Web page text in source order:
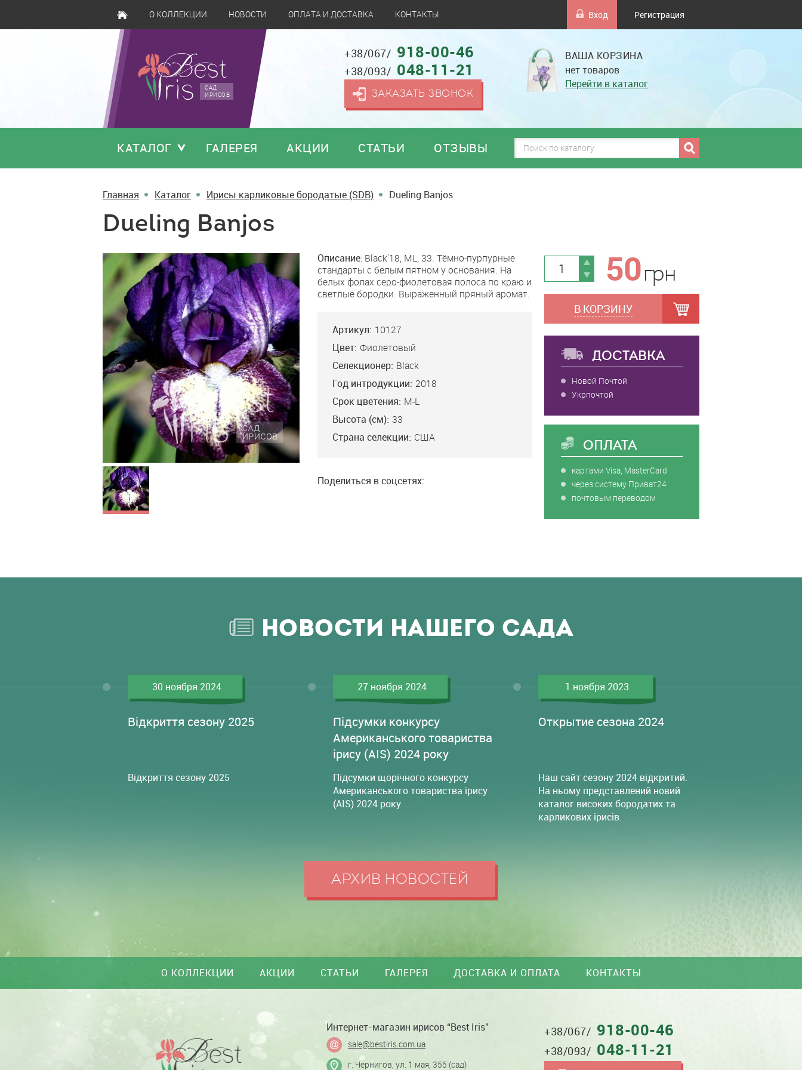
О КОЛЛЕКЦИИ НОВОСТИ ОПЛАТА И ДОСТАВКА КОНТАКТЫ Вход Регистрация
САД
ИРИСОВ
+38/067/ 918-00-46
+38/093/ 048-11-21
ЗАКАЗАТЬ ЗВОНОК
ВАША КОРЗИНА
нет товаров
Перейти в каталог
КАТАЛОГ ГАЛЕРЕЯ АКЦИИ СТАТЬИ ОТЗЫВЫ
Главная Каталог Ирисы карликовые бородатые (SDB) Dueling Banjos
Dueling Banjos
Dueling
Banjos
Описание: Black'18, ML, 33. Тёмно-пурпурные
стандарты с белым пятном у основания. На
белых фолах серо-фиолетовая полоса по краю и
светлые бородки. Выраженный пряный аромат.
Артикул: 10127
Цвет: Фиолетовый
Селекционер: Black
Год интродукции: 2018
Срок цветения: M-L
Высота (см): 33
Страна селекции: США
Поделиться в соцсетях:
грн
50грн
В КОРЗИНУ
ДОСТАВКА
Новой Почтой
Укрпочтой
ОПЛАТА
картами Visa, MasterCard
через систему Приват24
почтовым переводом
НОВОСТИ НАШЕГО САДА
30 ноября 2024
Відкриття сезону 2025
Відкриття сезону 2025
27 ноября 2024
Підсумки конкурсу
Американського товариства
ірису (AIS) 2024 року
Підсумки щорічного конкурсу
Американського товариства ірису
(AIS) 2024 року
1 ноября 2023
Открытие сезона 2024
Наш сайт сезону 2024 відкритий.
На ньому представлений новий
каталог високих бородатих та
карликових ірисів.
АРХИВ НОВОСТЕЙ
О КОЛЛЕКЦИИ АКЦИИ СТАТЬИ ГАЛЕРЕЯ ДОСТАВКА И ОПЛАТА КОНТАКТЫ
Интернет-магазин ирисов “Best Iris”
sale@bestiris.com.ua
г. Чернигов, ул. 1 мая, 355 (сад)
(067)
918-
0046
+38/067/ 918-00-46
+38/093/ 048-11-21